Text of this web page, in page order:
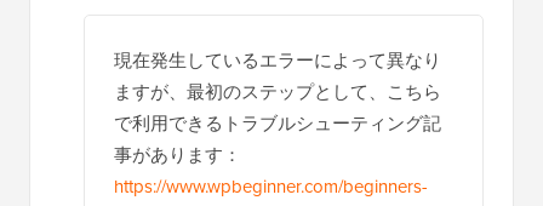
現在発生しているエラーによって異なり
ますが、最初のステップとして、こちら
で利用できるトラブルシューティング記
事があります：
https://www.wpbeginner.com/beginners-